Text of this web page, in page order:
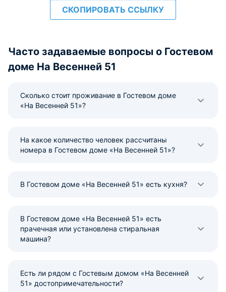
СКОПИРОВАТЬ ССЫЛКУ
Часто задаваемые вопросы о Гостевом
доме На Весенней 51
Сколько стоит проживание в Гостевом доме
«На Весенней 51»?
На какое количество человек рассчитаны
номера в Гостевом доме «На Весенней 51»?
В Гостевом доме «На Весенней 51» есть кухня?
В Гостевом доме «На Весенней 51» есть
прачечная или установлена стиральная
машина?
Есть ли рядом с Гостевым домом «На Весенней
51» достопримечательности?